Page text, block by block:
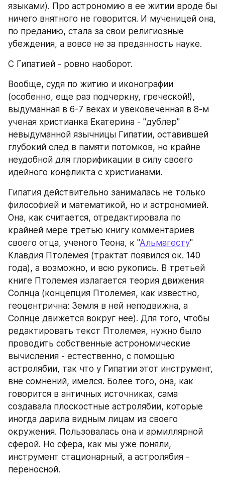
языками). Про астрономию в ее житии вроде бы
ничего внятного не говорится. И мученицей она,
по преданию, стала за свои религиозные
убеждения, а вовсе не за преданность науке.
С Гипатией - ровно наоборот.
Вообще, судя по житию и иконографии
(особенно, еще раз подчеркну, греческой!),
выдуманная в 6-7 веках и увековеченная в 8-м
ученая христианка Екатерина - "дублер"
невыдуманной язычницы Гипатии, оставившей
глубокий след в памяти потомков, но крайне
неудобной для глорификации в силу своего
идейного конфликта с христианами.
Гипатия действительно занималась не только
философией и математикой, но и астрономией.
Она, как считается, отредактировала по
крайней мере третью книгу комментариев
своего отца, ученого Теона, к "Альмагесту"
Клавдия Птолемея (трактат появился ок. 140
года), а возможно, и всю рукопись. В третьей
книге Птолемея излагается теория движения
Солнца (концепция Птолемея, как известно,
геоцентрична: Земля в ней неподвижна, а
Солнце движется вокруг нее). Для того, чтобы
редактировать текст Птолемея, нужно было
проводить собственные астрономические
вычисления - естественно, с помощью
астролябии, так что у Гипатии этот инструмент,
вне сомнений, имелся. Более того, она, как
говорится в античных источниках, сама
создавала плоскостные астролябии, которые
иногда дарила видным лицам из своего
окружения. Пользовалась она и армиллярной
сферой. Но сфера, как мы уже поняли,
инструмент стационарный, а астролябия -
переносной.